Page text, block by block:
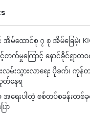
အိမ်ထောင်စု ၇ စု အိမ်ခြေမဲ့၊
င့်တက်မှုကြောင့် နောင်ခိုင်ရွာတဝ
းလမ်းသွားလာရေး ပိုခက်၊ ကု
နေရ
ရေးပါတဲ့ စစ်တပ်စခန်းတစ်
ော